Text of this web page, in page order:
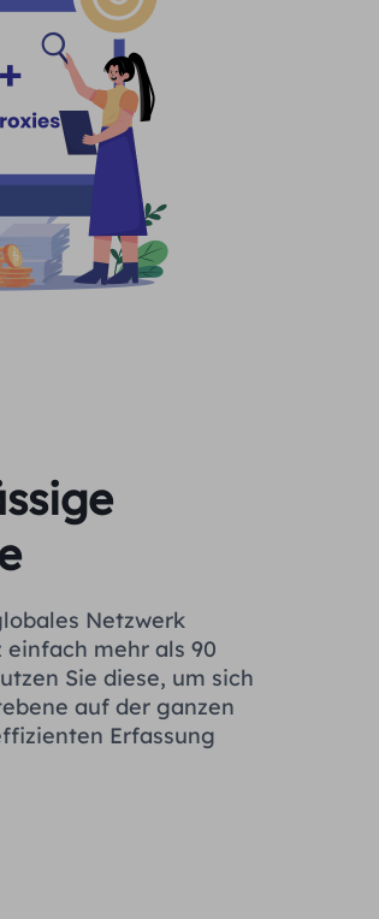
Netzwerk
einfach mehr als 90
Sie diese, um sich
auf der ganzen
Erfassung